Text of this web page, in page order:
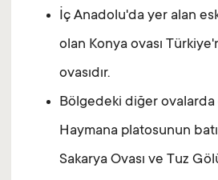
İç Anadolu'da yer alan
olan Konya ovası
ovasıdır.
Bölgedeki diğer
Haymana platosunun
Sakarya Ovası ve Tuz